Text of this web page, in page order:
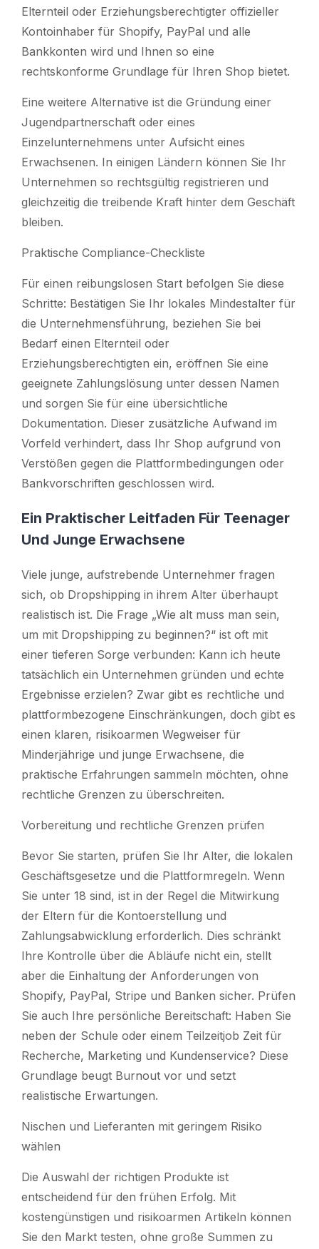
Elternteil oder Erziehungsberechtigter offizieller
Kontoinhaber für Shopify, PayPal und alle
Bankkonten wird und Ihnen so eine
rechtskonforme Grundlage für Ihren Shop bietet.
Eine weitere Alternative ist die Gründung einer
Jugendpartnerschaft oder eines
Einzelunternehmens unter Aufsicht eines
Erwachsenen. In einigen Ländern können Sie Ihr
Unternehmen so rechtsgültig registrieren und
gleichzeitig die treibende Kraft hinter dem Geschäft
bleiben.
Praktische Compliance-Checkliste
Für einen reibungslosen Start befolgen Sie diese
Schritte: Bestätigen Sie Ihr lokales Mindestalter für
die Unternehmensführung, beziehen Sie bei
Bedarf einen Elternteil oder
Erziehungsberechtigten ein, eröffnen Sie eine
geeignete Zahlungslösung unter dessen Namen
und sorgen Sie für eine übersichtliche
Dokumentation. Dieser zusätzliche Aufwand im
Vorfeld verhindert, dass Ihr Shop aufgrund von
Verstößen gegen die Plattformbedingungen oder
Bankvorschriften geschlossen wird.
Ein Praktischer Leitfaden Für Teenager
Und Junge Erwachsene
Viele junge, aufstrebende Unternehmer fragen
sich, ob Dropshipping in ihrem Alter überhaupt
realistisch ist. Die Frage „Wie alt muss man sein,
um mit Dropshipping zu beginnen?“ ist oft mit
einer tieferen Sorge verbunden: Kann ich heute
tatsächlich ein Unternehmen gründen und echte
Ergebnisse erzielen? Zwar gibt es rechtliche und
plattformbezogene Einschränkungen, doch gibt es
einen klaren, risikoarmen Wegweiser für
Minderjährige und junge Erwachsene, die
praktische Erfahrungen sammeln möchten, ohne
rechtliche Grenzen zu überschreiten.
Vorbereitung und rechtliche Grenzen prüfen
Bevor Sie starten, prüfen Sie Ihr Alter, die lokalen
Geschäftsgesetze und die Plattformregeln. Wenn
Sie unter 18 sind, ist in der Regel die Mitwirkung
der Eltern für die Kontoerstellung und
Zahlungsabwicklung erforderlich. Dies schränkt
Ihre Kontrolle über die Abläufe nicht ein, stellt
aber die Einhaltung der Anforderungen von
Shopify, PayPal, Stripe und Banken sicher. Prüfen
Sie auch Ihre persönliche Bereitschaft: Haben Sie
neben der Schule oder einem Teilzeitjob Zeit für
Recherche, Marketing und Kundenservice? Diese
Grundlage beugt Burnout vor und setzt
realistische Erwartungen.
Nischen und Lieferanten mit geringem Risiko
wählen
Die Auswahl der richtigen Produkte ist
entscheidend für den frühen Erfolg. Mit
kostengünstigen und risikoarmen Artikeln können
Sie den Markt testen, ohne große Summen zu